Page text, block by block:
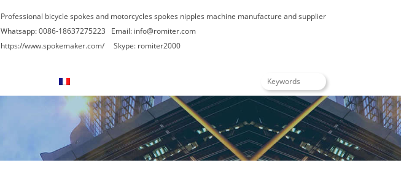
Professional bicycle spokes and motorcycles spokes nipples machine manufacture and supplier
Whatsapp: 0086-18637275223 Email: info@romiter.com
https://www.spokemaker.com/ Skype: romiter2000